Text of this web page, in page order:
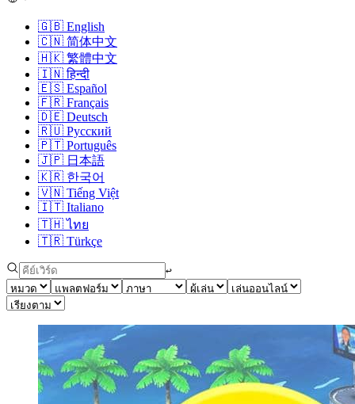
🇬🇧 English
🇨🇳 简体中文
🇭🇰 繁體中文
🇮🇳 हिन्दी
🇪🇸 Español
🇫🇷 Français
🇩🇪 Deutsch
🇷🇺 Русский
🇵🇹 Português
🇯🇵 日本語
🇰🇷 한국어
🇻🇳 Tiếng Việt
🇮🇹 Italiano
🇹🇭 ไทย
🇹🇷 Türkçe
↩︎